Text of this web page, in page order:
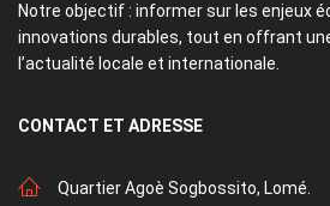
Notre objectif : informer sur les enjeux
innovations durables, tout en offrant
l’actualité locale et internationale.
CONTACT ET ADRESSE
Quartier Agoè Sogbossito, Lomé.